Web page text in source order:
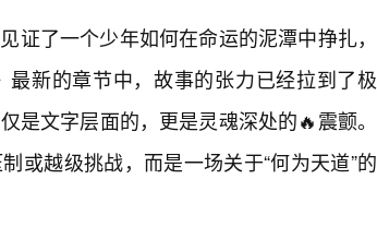
证了一个少年如何在命运的泥潭中挣扎，
新的章节中，故事的张力已经拉到了极
是文字层面的，更是灵魂深处的🔥震颤。
或越级挑战，而是一场关于“何为天道”的